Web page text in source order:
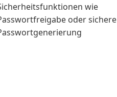
wie
oder sichere